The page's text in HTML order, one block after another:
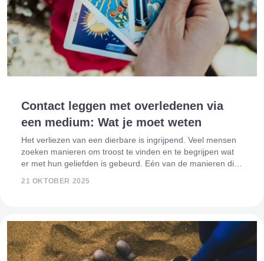
Contact leggen met overledenen via
een medium: Wat je moet weten
Het verliezen van een dierbare is ingrijpend. Veel mensen
zoeken manieren om troost te vinden en te begrijpen wat
er met hun geliefden is gebeurd. Eén van de manieren die
21 OKTOBER 2025